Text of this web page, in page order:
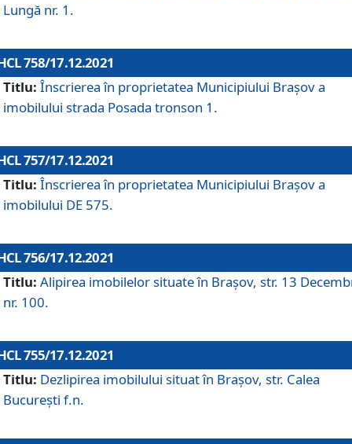
Lungă nr. 1.
758/17.12.2021
Titlu: Înscrierea în proprietatea Municipiului Brașov a
imobilului strada Posada tronson 1.
757/17.12.2021
Titlu: Înscrierea în proprietatea Municipiului Brașov a
imobilului DE 575.
756/17.12.2021
Titlu: Alipirea imobilelor situate în Brașov, str. 13
nr. 100.
755/17.12.2021
Titlu: Dezlipirea imobilului situat în Brașov, str. Calea
București f.n.